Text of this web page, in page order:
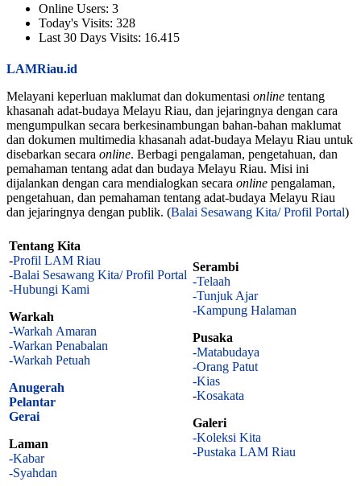
Online Users: 3
Today's Visits: 328
Last 30 Days Visits: 16.415
LAMRiau.id
Melayani keperluan maklumat dan dokumentasi online tentang
khasanah adat-budaya Melayu Riau, dan jejaringnya dengan cara
mengumpulkan secara berkesinambungan bahan-bahan maklumat
dan dokumen multimedia khasanah adat-budaya Melayu Riau untuk
disebarkan secara online. Berbagi pengalaman, pengetahuan, dan
pemahaman tentang adat dan budaya Melayu Riau. Misi ini
dijalankan dengan cara mendialogkan secara online pengalaman,
pengetahuan, dan pemahaman tentang adat-budaya Melayu Riau
dan jejaringnya dengan publik. (Balai Sesawang Kita/ Profil Portal)
Tentang Kita
-Profil LAM Riau
-Balai Sesawang Kita/ Profil Portal
-Hubungi Kami
Warkah
-Warkah Amaran
-Warkan Penabalan
-Warkah Petuah
Anugerah
Pelantar
Gerai
Laman
-Kabar
-Syahdan
Serambi
-Telaah
-Tunjuk Ajar
-Kampung Halaman
Pusaka
-Matabudaya
-Orang Patut
-Kias
-Kosakata
Galeri
-Koleksi Kita
-Pustaka LAM Riau